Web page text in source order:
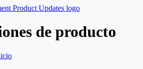
de producto